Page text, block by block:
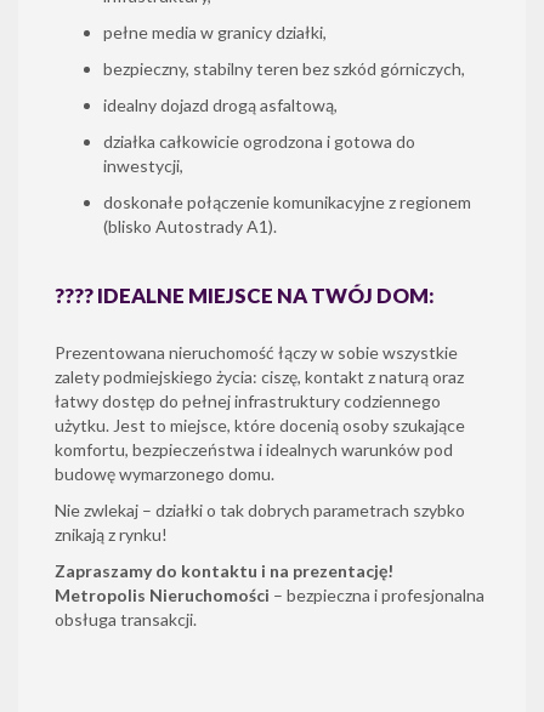
pełne media w granicy działki,
bezpieczny, stabilny teren bez szkód górniczych,
idealny dojazd drogą asfaltową,
działka całkowicie ogrodzona i gotowa do
inwestycji,
doskonałe połączenie komunikacyjne z regionem
(blisko Autostrady A1).
???? IDEALNE MIEJSCE NA TWÓJ DOM:
Prezentowana nieruchomość łączy w sobie wszystkie
zalety podmiejskiego życia: ciszę, kontakt z naturą oraz
łatwy dostęp do pełnej infrastruktury codziennego
użytku. Jest to miejsce, które docenią osoby szukające
komfortu, bezpieczeństwa i idealnych warunków pod
budowę wymarzonego domu.
Nie zwlekaj – działki o tak dobrych parametrach szybko
znikają z rynku!
Zapraszamy do kontaktu i na prezentację!
Metropolis Nieruchomości – bezpieczna i profesjonalna
obsługa transakcji.